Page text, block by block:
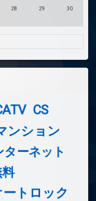
28 29 30
CS
ンション
ターネット
ートロック